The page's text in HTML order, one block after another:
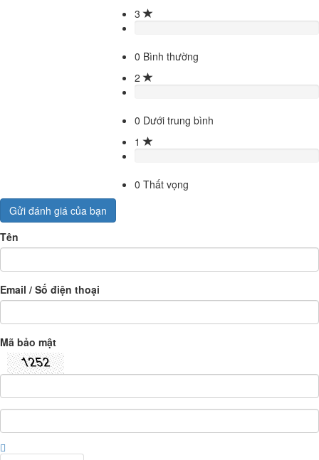
3
0 Bình thường
2
0 Dưới trung bình
1
0 Thất vọng
Gửi đánh giá của bạn
Tên
Email / Số điện thoại
Mã bảo mật